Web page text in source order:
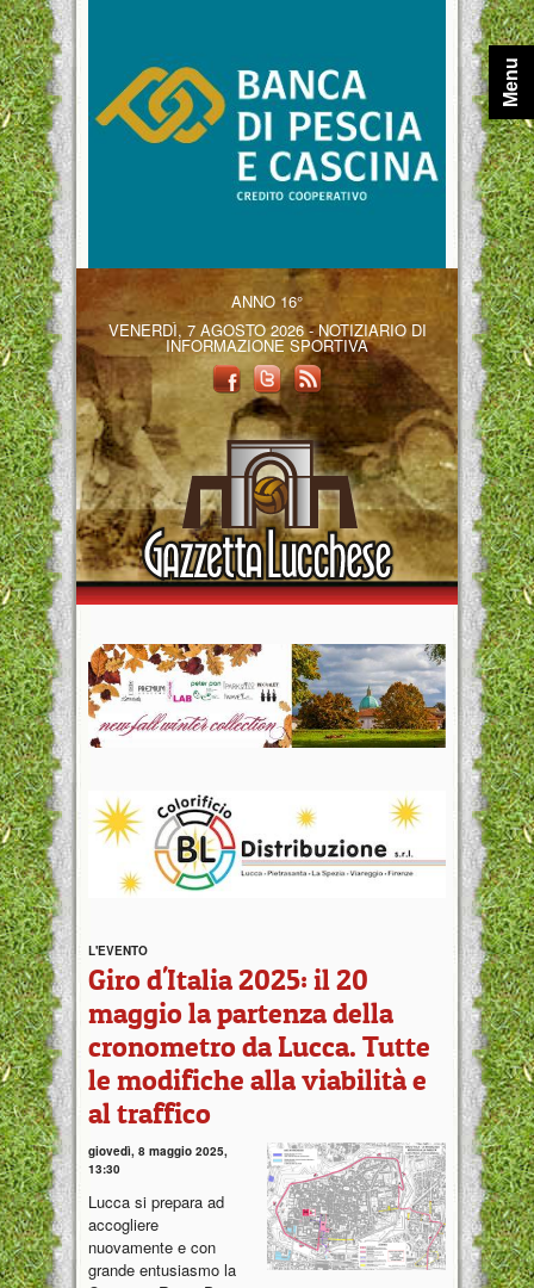
ANNO 16°
VENERDÌ, 7 AGOSTO 2026 - NOTIZIARIO DI
INFORMAZIONE SPORTIVA
L'EVENTO
Giro d'Italia 2025: il 20
maggio la partenza della
cronometro da Lucca. Tutte
le modifiche alla viabilità e
al traffico
giovedì, 8 maggio 2025,
13:30
Lucca si prepara ad
accogliere
nuovamente e con
grande entusiasmo la
Menu